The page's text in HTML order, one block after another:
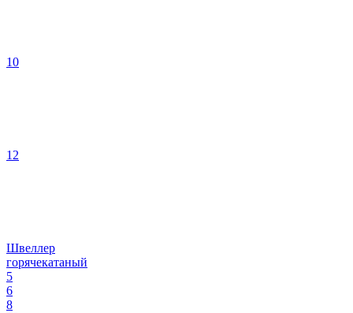
10
12
Швеллер
горячекатаный
5
6
8